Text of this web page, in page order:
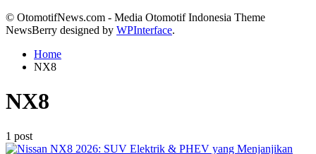
© OtomotifNews.com - Media Otomotif Indonesia Theme
NewsBerry designed by WPInterface.
Home
NX8
NX8
1 post